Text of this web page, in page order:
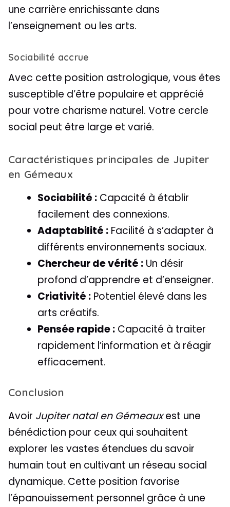
une carrière enrichissante dans
l’enseignement ou les arts.
Sociabilité accrue
Avec cette position astrologique, vous êtes
susceptible d’être populaire et apprécié
pour votre charisme naturel. Votre cercle
social peut être large et varié.
Caractéristiques principales de Jupiter
en Gémeaux
Sociabilité : Capacité à établir
facilement des connexions.
Adaptabilité : Facilité à s’adapter à
différents environnements sociaux.
Chercheur de vérité : Un désir
profond d’apprendre et d’enseigner.
Criativité : Potentiel élevé dans les
arts créatifs.
Pensée rapide : Capacité à traiter
rapidement l’information et à réagir
efficacement.
Conclusion
Avoir Jupiter natal en Gémeauxest une
bénédiction pour ceux qui souhaitent
explorer les vastes étendues du savoir
humain tout en cultivant un réseau social
dynamique. Cette position favorise
l’épanouissement personnel grâce à une